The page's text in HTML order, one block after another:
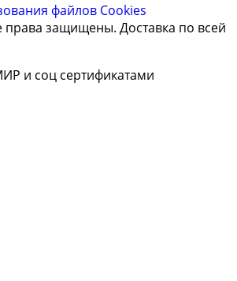
файлов Cookies
права защищены. Доставка по всей
и соц сертификатами